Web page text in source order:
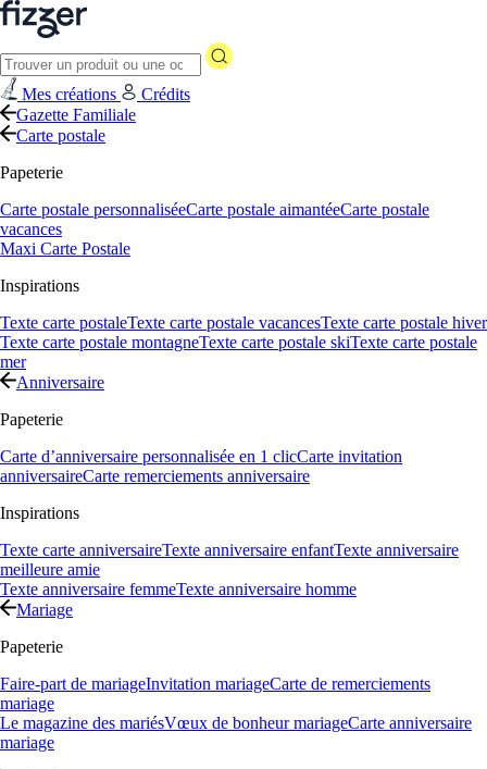
Mes créations
Crédits
Gazette Familiale
Carte postale
Papeterie
Carte postale personnaliséeCarte postale aimantéeCarte postale
vacances
Maxi Carte Postale
Inspirations
Texte carte postaleTexte carte postale vacancesTexte carte postale hiver
Texte carte postale montagneTexte carte postale skiTexte carte postale
mer
Anniversaire
Papeterie
Carte d’anniversaire personnalisée en 1 clicCarte invitation
anniversaireCarte remerciements anniversaire
Inspirations
Texte carte anniversaireTexte anniversaire enfantTexte anniversaire
meilleure amie
Texte anniversaire femmeTexte anniversaire homme
Mariage
Papeterie
Faire-part de mariageInvitation mariageCarte de remerciements
mariage
Le magazine des mariésVœux de bonheur mariageCarte anniversaire
mariage